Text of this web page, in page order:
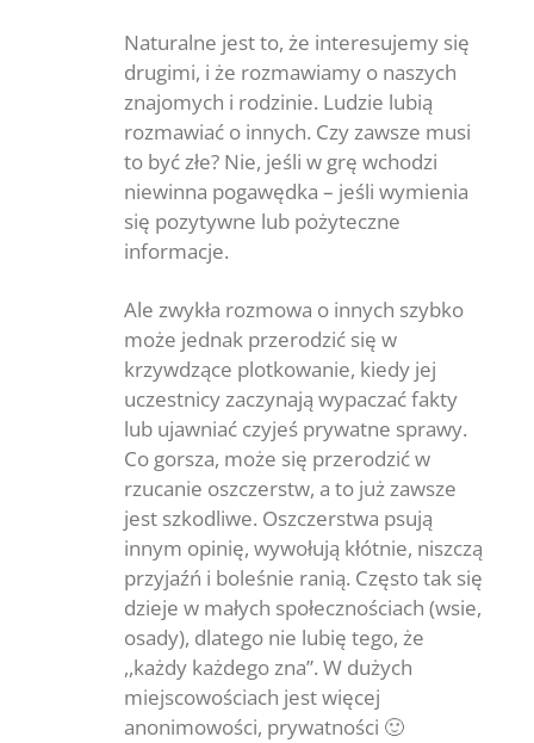
Naturalne jest to, że interesujemy się
drugimi, i że rozmawiamy o naszych
znajomych i rodzinie. Ludzie lubią
rozmawiać o innych. Czy zawsze musi
to być złe? Nie, jeśli w grę wchodzi
niewinna pogawędka – jeśli wymienia
się pozytywne lub pożyteczne
informacje.
Ale zwykła rozmowa o innych szybko
może jednak przerodzić się w
krzywdzące plotkowanie, kiedy jej
uczestnicy zaczynają wypaczać fakty
lub ujawniać czyjeś prywatne sprawy.
Co gorsza, może się przerodzić w
rzucanie oszczerstw, a to już zawsze
jest szkodliwe. Oszczerstwa psują
innym opinię, wywołują kłótnie, niszczą
przyjaźń i boleśnie ranią. Często tak się
dzieje w małych społecznościach (wsie,
osady), dlatego nie lubię tego, że
,,każdy każdego zna”. W dużych
miejscowościach jest więcej
anonimowości, prywatności 🙂